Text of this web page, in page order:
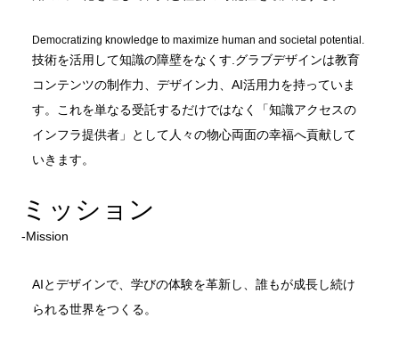
Democratizing knowledge to maximize human and societal potential.
技術を活用して知識の障壁をなくす.グラブデザインは教育
コンテンツの制作力、デザイン力、AI活用力を持っていま
す。これを単なる受託するだけではなく「知識アクセスの
インフラ提供者」として人々の物心両面の幸福へ貢献して
いきます。
ミッション
‐Mission
AIとデザインで、学びの体験を革新し、誰もが成長し続け
られる世界をつくる。